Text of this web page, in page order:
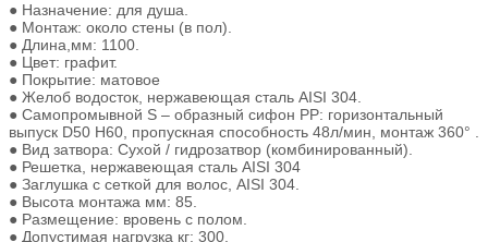
● Назначение: для душа.
● Монтаж: около стены (в пол).
● Длина,мм: 1100.
● Цвет: графит.
● Покрытие: матовое
● Желоб водосток, нержавеющая сталь AISI 304.
● Самопромывной S – образный сифон РР: горизонтальный
выпуск D50 H60, пропускная способность 48л/мин, монтаж 360° .
● Вид затвора: Сухой / гидрозатвор (комбинированный).
● Решетка, нержавеющая сталь AISI 304
● Заглушка с сеткой для волос, AISI 304.
● Высота монтажа мм: 85.
● Размещение: вровень с полом.
● Допустимая нагрузка кг: 300.